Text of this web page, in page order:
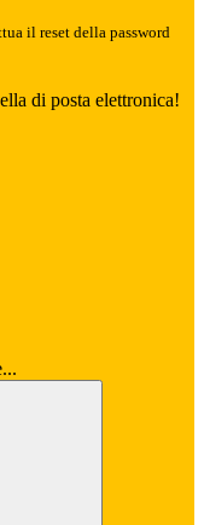
il reset della password
di posta elettronica!